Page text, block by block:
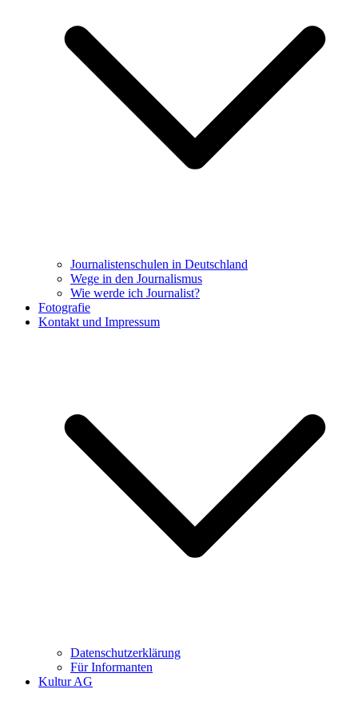
Journalistenschulen in Deutschland
Wege in den Journalismus
Wie werde ich Journalist?
Fotografie
Kontakt und Impressum
Datenschutzerklärung
Für Informanten
Kultur AG